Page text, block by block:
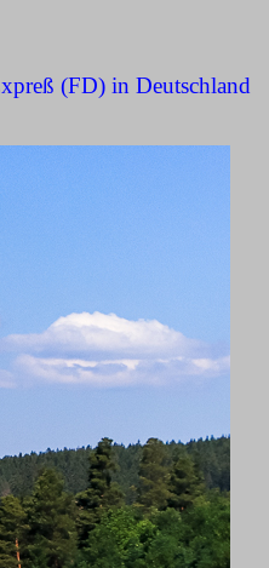
(FD) in Deutschland